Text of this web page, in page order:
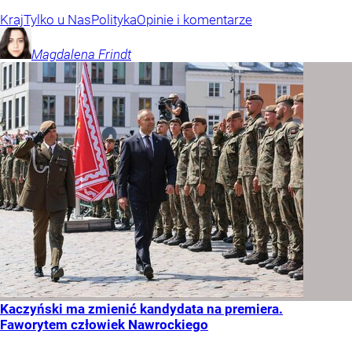
KrajTylko u NasPolitykaOpinie i komentarze
Magdalena Frindt
Kaczyński ma zmienić kandydata na premiera.
Faworytem człowiek Nawrockiego